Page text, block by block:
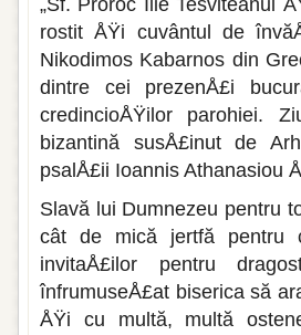
„Sf. Proroc Ilie Tesviteanul
rostit ÅŸi cu­vântul de
Nikodimos Kabarnos din
din­tre cei prezenÅ£i
credincioÅŸilor parohiei.
bizantină susÅ£inut de
psalÅ£ii Ioannis Athanasiou
Slavă lui Dumnezeu pentru
cât de mică jertfă pentru
invitaÅ£ilor pentru
înfrumuseÅ£at bise­rica să
ÅŸi cu multă, multă